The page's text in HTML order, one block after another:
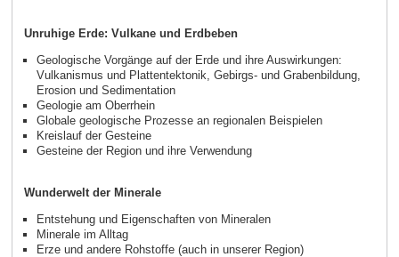
Unruhige Erde: Vulkane und Erdbeben
Geologische Vorgänge auf der Erde und ihre Auswirkungen:
Vulkanismus und Plattentektonik, Gebirgs- und Grabenbildung,
Erosion und Sedimentation
Geologie am Oberrhein
Globale geologische Prozesse an regionalen Beispielen
Kreislauf der Gesteine
Gesteine der Region und ihre Verwendung
Wunderwelt der Minerale
Entstehung und Eigenschaften von Mineralen
Minerale im Alltag
Erze und andere Rohstoffe (auch in unserer Region)